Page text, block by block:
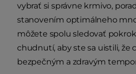
vybrať si správne krmivo,
stanovením optimálneho
môžete spolu sledovať
chudnutí, aby ste sa uistili, že
bezpečným a zdravým